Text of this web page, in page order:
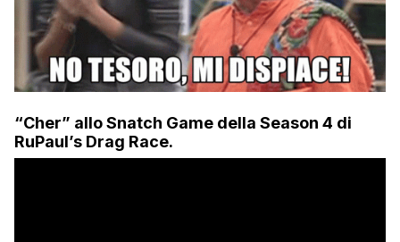
“Cher” allo Snatch Game della Season 4 di
RuPaul’s Drag Race.